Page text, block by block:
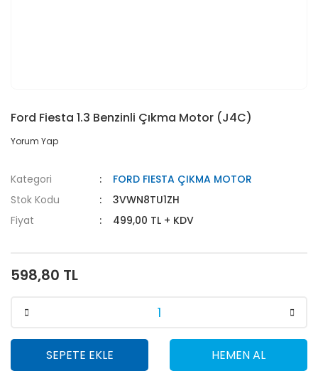
Ford Fiesta 1.3 Benzinli Çıkma Motor (J4C)
Yorum Yap
Kategori
FORD FIESTA ÇIKMA MOTOR
Stok Kodu
3VWN8TU1ZH
Fiyat
499,00 TL + KDV
598,80 TL
SEPETE EKLE HEMEN AL